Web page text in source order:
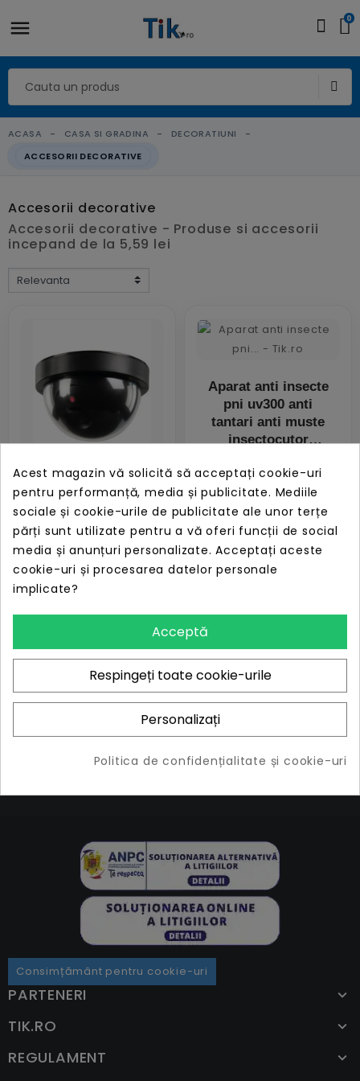
0
ACASA CASA SI GRADINA
DECORATIUNI
ACCESORII DECORATIVE
Accesorii decorative
Accesorii decorative - Produse si accesorii
incepand de la 5,59 lei
Camera de
supraveghere falsa
tip DOME, negru
PRET
LIPSĂ STOC
6,76 lei
Aparat anti insecte
pni uv300 anti
tantari anti muste
insectocutor
197,97 lei
Accesorii decorative - de la Tik.ro
Consimțământ pentru cookie-uri
PARTENERI
TIK.RO
REGULAMENT
Acest magazin vă solicită să acceptați cookie-uri
pentru performanță, media și publicitate. Mediile
sociale și cookie-urile de publicitate ale unor terțe
părți sunt utilizate pentru a vă oferi funcții de social
media și anunțuri personalizate. Acceptați aceste
cookie-uri și procesarea datelor personale
implicate?
Acceptă
Respingeți toate cookie-urile
Personalizați
Politica de confidențialitate și cookie-uri